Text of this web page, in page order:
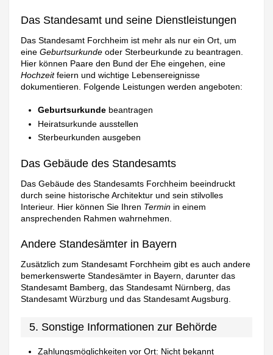
Das Standesamt und seine Dienstleistungen
Das Standesamt Forchheim ist mehr als nur ein Ort, um
eineGeburtsurkunde oder Sterbeurkunde zu beantragen.
Hier können Paare den Bund der Ehe eingehen, eine
Hochzeitfeiern und wichtige Lebensereignisse
dokumentieren. Folgende Leistungen werden angeboten:
Geburtsurkunde beantragen
Heiratsurkunde ausstellen
Sterbeurkunden ausgeben
Das Gebäude des Standesamts
Das Gebäude des Standesamts Forchheim beeindruckt
durch seine historische Architektur und sein stilvolles
Interieur. Hier können Sie Ihren Termin in einem
ansprechenden Rahmen wahrnehmen.
Andere Standesämter in Bayern
Zusätzlich zum Standesamt Forchheim gibt es auch andere
bemerkenswerte Standesämter in Bayern, darunter das
Standesamt Bamberg, das Standesamt Nürnberg, das
Standesamt Würzburg und das Standesamt Augsburg.
5. Sonstige Informationen zur Behörde
Zahlungsmöglichkeiten vor Ort: Nicht bekannt